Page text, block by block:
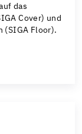
das
Cover) und
(SIGA Floor).